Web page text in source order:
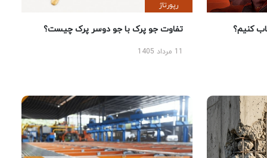
کنیم؟
رپورتاژ
تفاوت جو پرک با جو دوسر پرک چیست؟